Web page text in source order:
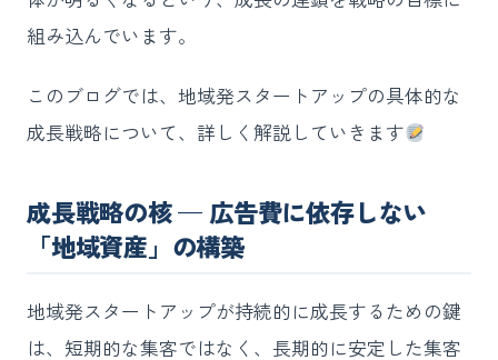
組み込んでいます。
このブログでは、地域発スタートアップの具体的な
成長戦略について、詳しく解説していきます
成長戦略の核 — 広告費に依存しない
「地域資産」の構築
地域発スタートアップが持続的に成長するための鍵
は、短期的な集客ではなく、長期的に安定した集客